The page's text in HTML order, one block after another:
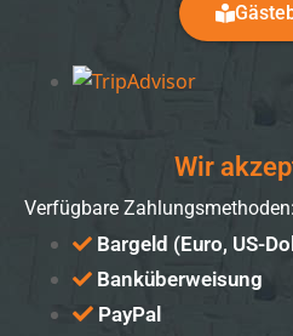
Wir
Verfügbare Zahlungsmethoden:
Bargeld (Euro, US-
Banküberweisung
PayPal